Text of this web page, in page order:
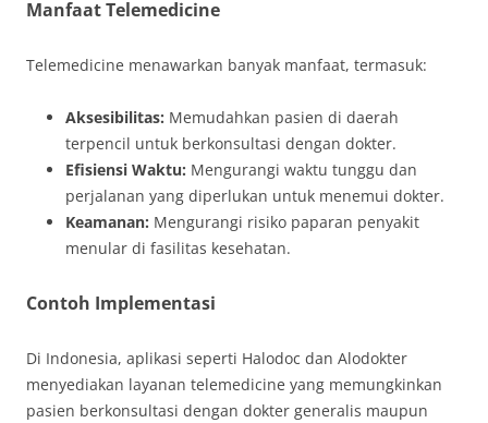
Manfaat Telemedicine
Telemedicine menawarkan banyak manfaat, termasuk:
Aksesibilitas: Memudahkan pasien di daerah
terpencil untuk berkonsultasi dengan dokter.
Efisiensi Waktu: Mengurangi waktu tunggu dan
perjalanan yang diperlukan untuk menemui dokter.
Keamanan: Mengurangi risiko paparan penyakit
menular di fasilitas kesehatan.
Contoh Implementasi
Di Indonesia, aplikasi seperti Halodoc dan Alodokter
menyediakan layanan telemedicine yang memungkinkan
pasien berkonsultasi dengan dokter generalis maupun